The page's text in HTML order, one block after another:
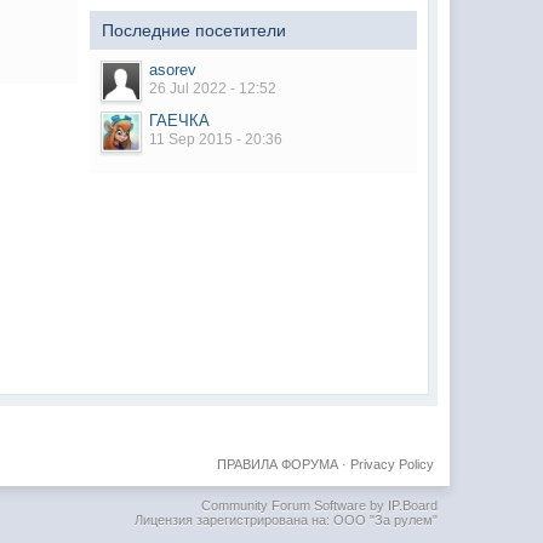
Последние посетители
asorev
26 Jul 2022 - 12:52
ГАЕЧКА
11 Sep 2015 - 20:36
Privacy Policy
ПРАВИЛА ФОРУМА·
Community Forum Software by IP.Board
Лицензия зарегистрирована на: ООО "За рулем"